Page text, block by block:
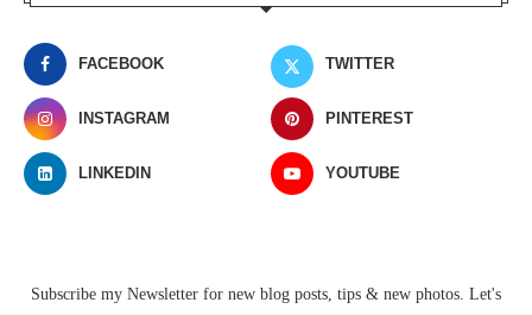
FACEBOOK TWITTER
INSTAGRAM PINTEREST
LINKEDIN YOUTUBE
Subscribe my Newsletter for new blog posts, tips & new photos. Let's